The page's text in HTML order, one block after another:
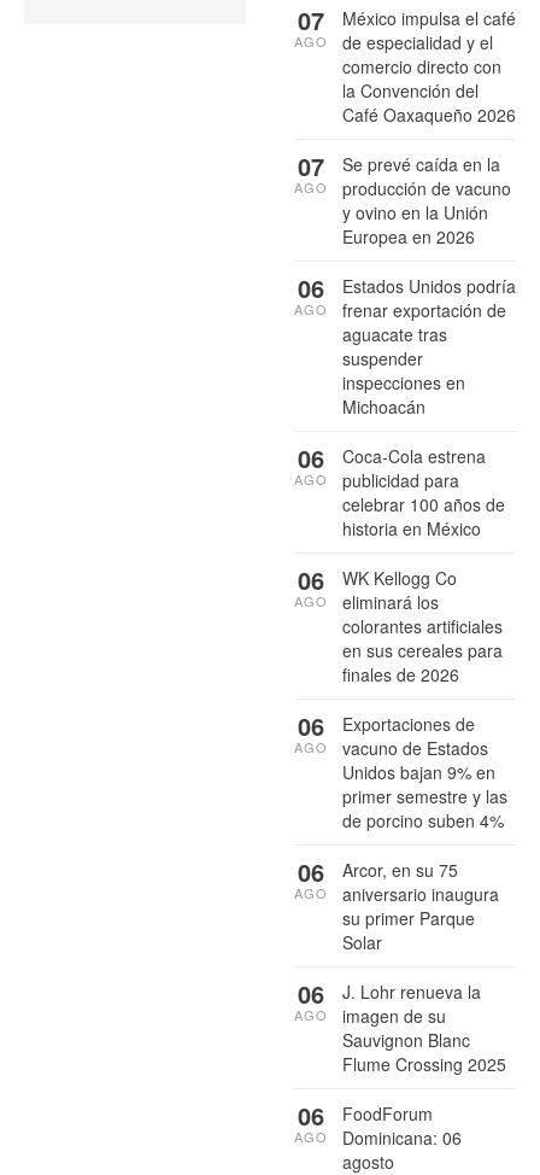
México impulsa el café
de especialidad y el
comercio directo con
la Convención del
Café Oaxaqueño 2026
07
AGO
Se prevé caída en la
producción de vacuno
y ovino en la Unión
Europea en 2026
07
AGO
Estados Unidos podría
frenar exportación de
aguacate tras
suspender
inspecciones en
Michoacán
06
AGO
Coca-Cola estrena
publicidad para
celebrar 100 años de
historia en México
06
AGO
WK Kellogg Co
eliminará los
colorantes artificiales
en sus cereales para
finales de 2026
06
AGO
Exportaciones de
vacuno de Estados
Unidos bajan 9% en
primer semestre y las
de porcino suben 4%
06
AGO
Arcor, en su 75
aniversario inaugura
su primer Parque
Solar
06
AGO
J. Lohr renueva la
imagen de su
Sauvignon Blanc
Flume Crossing 2025
06
AGO
FoodForum
Dominicana: 06
agosto
06
AGO